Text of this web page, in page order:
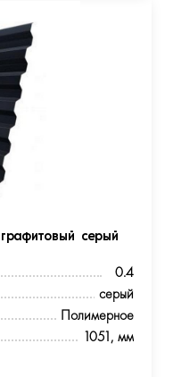
серый
0.4
серый
Полимерное
1051, мм